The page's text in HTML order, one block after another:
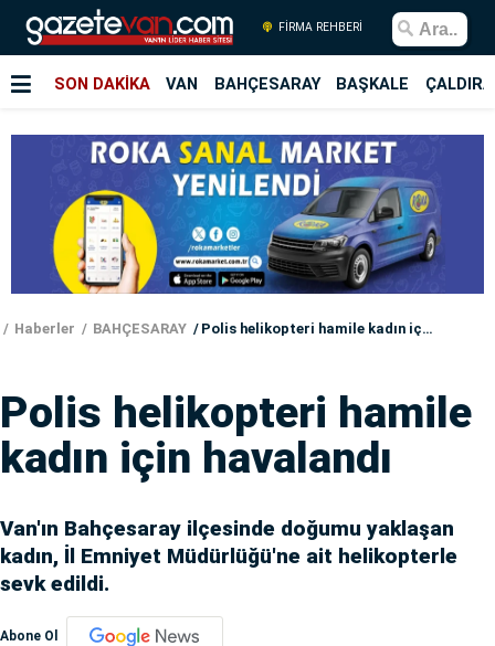
FİRMA REHBERİ
SON DAKİKA VAN BAHÇESARAY BAŞKALE
Haberler BAHÇESARAY Polis helikopteri hamile kadın için havalandı
Polis helikopteri hamile
kadın için havalandı
Van'ın Bahçesaray ilçesinde doğumu yaklaşan
kadın, İl Emniyet Müdürlüğü'ne ait helikopterle
sevk edildi.
Abone Ol